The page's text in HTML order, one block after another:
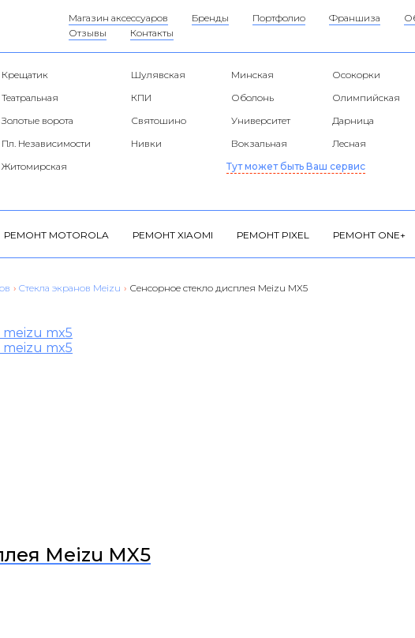
Магазин аксессуаров Бренды Портфолио Франшиза
Отзывы
Контакты
Крещатик Шулявская Минская
Осокорки
Театральная
КПИ Оболонь
Олимпийская
Золотые ворота
Святошино Университет
Дарница
Пл. Независимости
Нивки Вокзальная
Лесная
Житомирская
Тут может быть Ваш сервис
РЕМОНТ MOTOROLA РЕМОНТ XIAOMI РЕМОНТ PIXEL РЕМОНТ ONE+
› Cтекла экранов Meizu › Сенсорное стекло дисплея Meizu MX5
Meizu MX5